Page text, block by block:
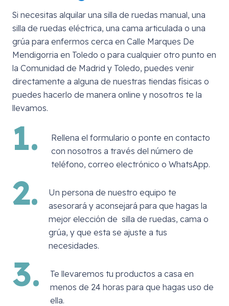
Si necesitas alquilar una silla de ruedas manual, una
silla de ruedas eléctrica, una cama articulada o una
grúa para enfermos cerca en Calle Marques De
Mendigorria en Toledo o para cualquier otro punto en
la Comunidad de Madrid y Toledo, puedes venir
directamente a alguna de nuestras tiendas físicas o
puedes hacerlo de manera online y nosotros te la
llevamos.
1.
Rellena el formulario o ponte en contacto
con nosotros a través del número de
teléfono, correo electrónico o WhatsApp.
2.
Un persona de nuestro equipo te
asesorará y aconsejará para que hagas la
mejor elección de silla de ruedas, cama o
grúa, y que esta se ajuste a tus
necesidades.
3.
Te llevaremos tu productos a casa en
menos de 24 horas para que hagas uso de
ella.